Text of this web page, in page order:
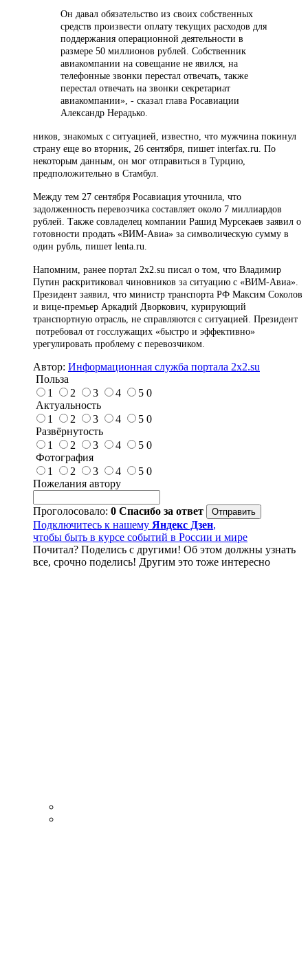
Он давал обязательство из своих собственных
средств произвести оплату текущих расходов для
поддержания операционной деятельности в
размере 50 миллионов рублей. Собственник
авиакомпании на совещание не явился, на
телефонные звонки перестал отвечать, также
перестал отвечать на звонки секретариат
авиакомпании», - сказал глава Росавиации
Александр Нерадько.
ников, знакомых с ситуацией, известно, что мужчина покинул
страну еще во вторник, 26 сентября, пишет interfax.ru. По
некоторым данным, он мог отправиться в Турцию,
предположительно в Стамбул.
Между тем 27 сентября Росавиация уточнила, что
задолженность перевозчика составляет около 7 миллиардов
рублей. Также совладелец компании Рашид Мурсекаев заявил о
готовности продать «ВИМ-Авиа» за символическую сумму в
один рубль, пишет lenta.ru.
Напомним, ранее портал 2х2.su писал о том, что Владимир
Путин раскритиковал чиновников за ситуацию с «ВИМ-Авиа».
Президент заявил, что министр транспорта РФ Максим Соколов
и вице-премьер Аркадий Дворкович, курирующий
транспортную отрасль, не справляются с ситуацией. Президент
потребовал от госслужащих «быстро и эффективно»
урегулировать проблему с перевозчиком.
Автор: Информационная служба портала 2x2.su
Польза
1
2 3 4 5 0
Актуальность
1
2 3 4 5 0
Развёрнутость
1
2 3 4 5 0
Фотография
1
2 3 4 5 0
Пожелания автору
Проголосовало: 0 Спасибо за ответ
Подключитесь к нашему Яндекс Дзен,
чтобы быть в курсе событий в России и мире
Почитал? Поделись с другими! Об этом должны узнать
все, срочно поделись! Другим это тоже интересно